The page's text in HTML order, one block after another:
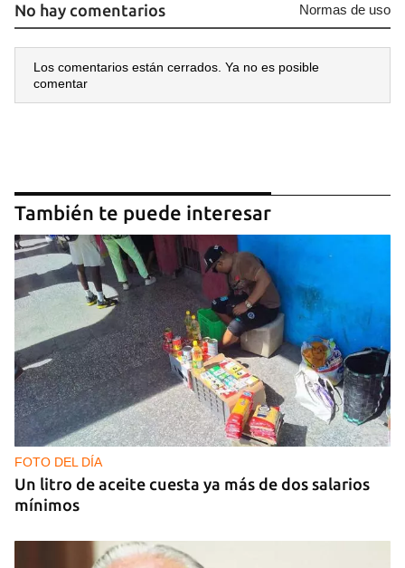
No hay comentarios Normas de uso
Los comentarios están cerrados. Ya no es posible
comentar
También te puede interesar
FOTO DEL DÍA
Un litro de aceite cuesta ya más de dos salarios
mínimos